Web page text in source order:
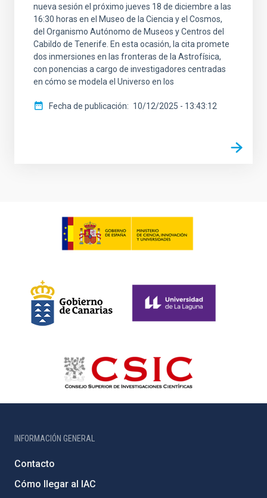
nueva sesión el próximo jueves 18 de diciembre a las
16:30 horas en el Museo de la Ciencia y el Cosmos,
del Organismo Autónomo de Museos y Centros del
Cabildo de Tenerife. En esta ocasión, la cita promete
dos inmersiones en las fronteras de la Astrofísica,
con ponencias a cargo de investigadores centradas
en cómo se modela el Universo en los
Fecha de publicación 10/12/2025 - 13:43:12
INFORMACIÓN GENERAL
Contacto
Cómo llegar al IAC